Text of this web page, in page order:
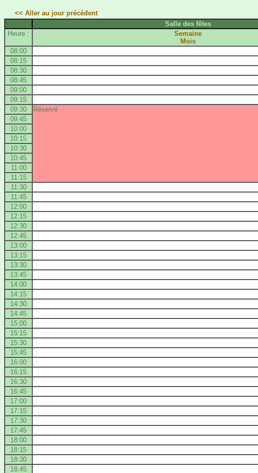
<< Aller au jour précédent
Salle des fêtes
Heure :
Semaine
Mois
08:00
08:15
08:30
08:45
09:00
09:15
09:30
Réservé
09:45
10:00
10:15
10:30
10:45
11:00
11:15
11:30
11:45
12:00
12:15
12:30
12:45
13:00
13:15
13:30
13:45
14:00
14:15
14:30
14:45
15:00
15:15
15:30
15:45
16:00
16:15
16:30
16:45
17:00
17:15
17:30
17:45
18:00
18:15
18:30
18:45